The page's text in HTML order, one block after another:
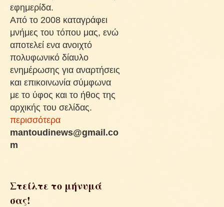
εφημερίδα.
Από το 2008 καταγράφει
μνήμες του τόπου μας, ενώ
αποτελεί ενα ανοιχτό
πολυφωνικό δίαυλο
ενημέρωσης για αναρτήσεις
και επικοινωνία σύμφωνα
με το ύφος και το ήθος της
αρχικής του σελίδας.
περισσότερα
mantoudinews@gmail.co
m
Στείλτε το μήνυμά
σας!